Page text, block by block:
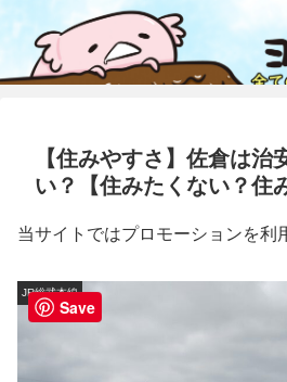
【住みやすさ】佐倉は治
い？【住みたくない？住
当サイトではプロモーションを利
JR総武本線
Save